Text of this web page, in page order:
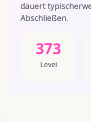
dauert
Abschließen.
373
Level